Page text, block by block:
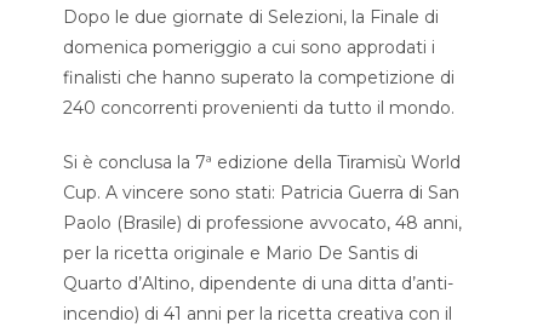
Dopo le due giornate di Selezioni, la Finale di
domenica pomeriggio a cui sono approdati i
finalisti che hanno superato la competizione di
240 concorrenti provenienti da tutto il mondo.
Si è conclusa la 7ª edizione della Tiramisù World
Cup. A vincere sono stati: Patricia Guerra di San
Paolo (Brasile) di professione avvocato, 48 anni,
per la ricetta originale e Mario De Santis di
Quarto d’Altino, dipendente di una ditta d’anti-
incendio) di 41 anni per la ricetta creativa con il